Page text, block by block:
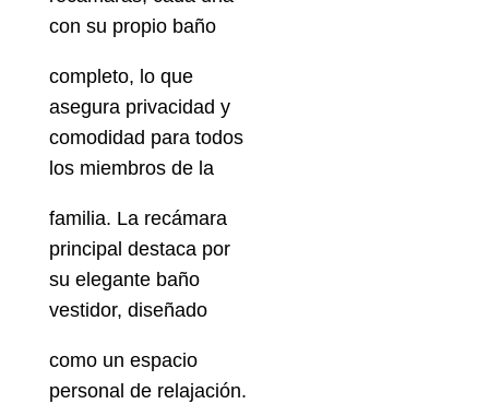
con su propio baño
completo, lo que
asegura privacidad y
comodidad para todos
los miembros de la
familia. La recámara
principal destaca por
su elegante baño
vestidor, diseñado
como un espacio
personal de relajación.